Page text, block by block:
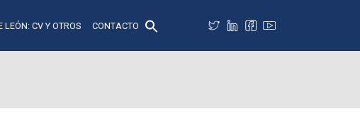
LEÓN: CV Y OTROS CONTACTO